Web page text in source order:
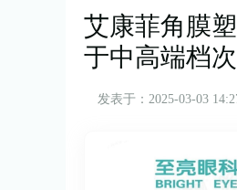
艾康菲角膜
于中高端档次
发表于：2025-03-03